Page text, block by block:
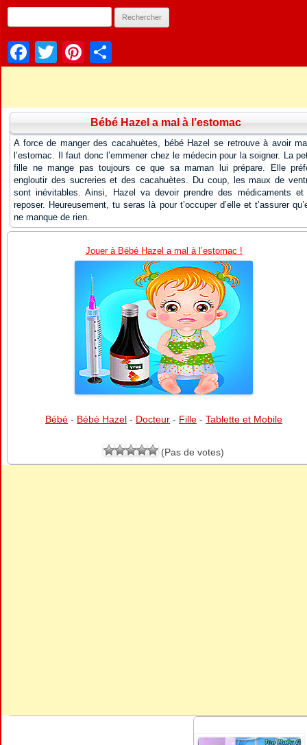
Facebook
TwitterPinterest
Bébé Hazel a mal à l’estomac
A force de manger des cacahuètes, bébé Hazel se retrouve à avoir
l’estomac. Il faut donc l’emmener chez le médecin pour la soigner. La
fille ne mange pas toujours ce que sa maman lui prépare. Elle
engloutir des sucreries et des cacahuètes. Du coup, les maux de
sont inévitables. Ainsi, Hazel va devoir prendre des médicaments et
reposer. Heureusement, tu seras là pour t’occuper d’elle et t’assurer
ne manque de rien.
Jouer à Bébé Hazel a mal à l’estomac !
Bébé - Bébé Hazel - Docteur - Fille - Tablette et Mobile
(Pas de votes)